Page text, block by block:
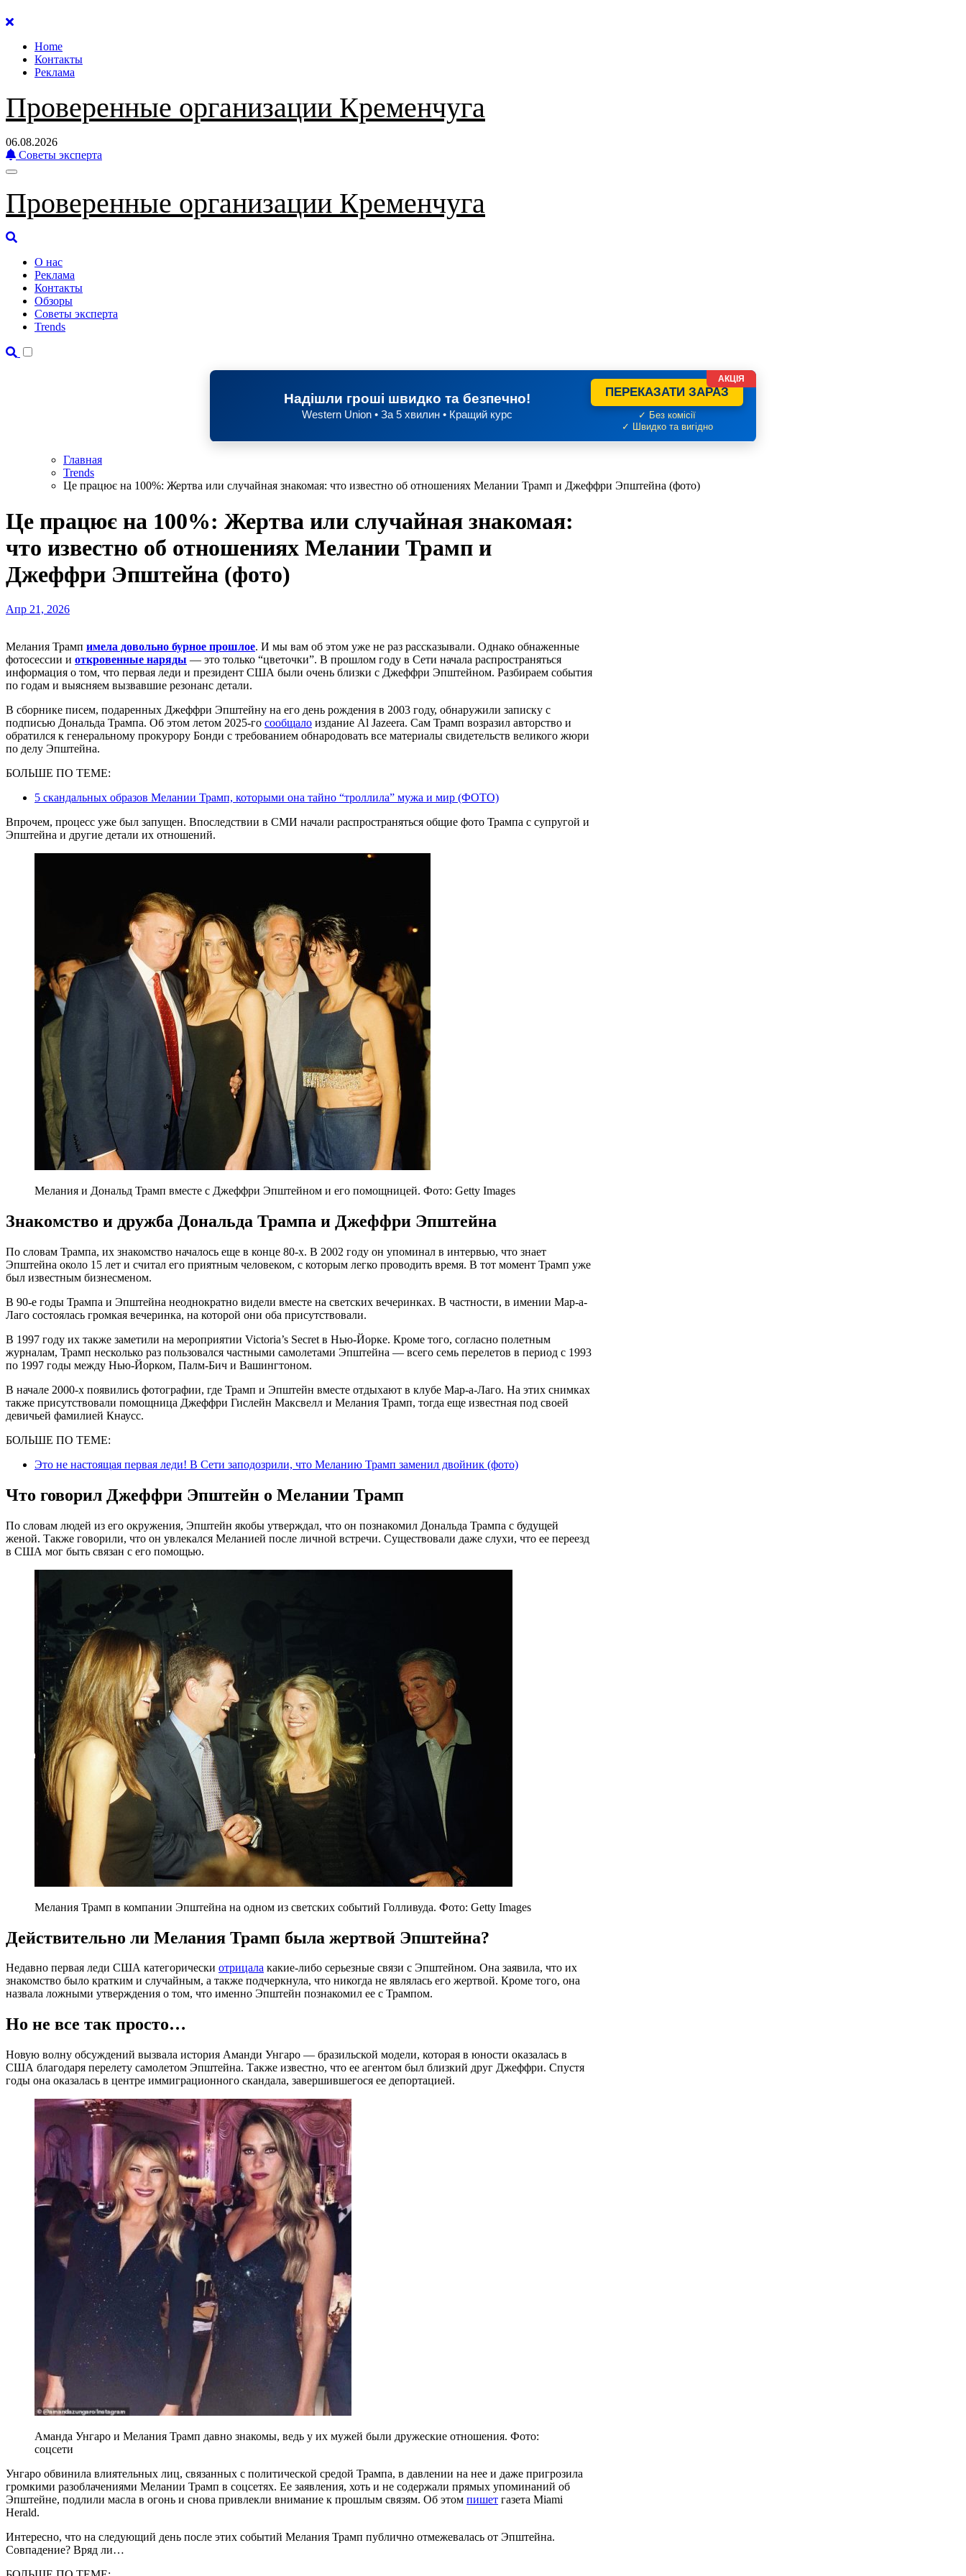
Перейти
содержанию
Home
Контакты
Реклама
Проверенные организации Кременчуга
06.08.2026
Советы эксперта
Проверенные организации Кременчуга
О нас
Реклама
Контакты
Обзоры
Советы эксперта
Trends
Надішли гроші швидко та безпечно!
Western Union • За 5 хвилин • Кращий курс
ПЕРЕКАЗАТИ ЗАРАЗ
✓ Без комісії
✓ Швидко та вигідно
АКЦІЯ
Главная
Trends
Це працює на 100%: Жертва или случайная знакомая: что известно об отношениях Мелании Трамп и Джеффри Эпштейна (фото)
Це працює на 100%: Жертва или случайная знакомая:
что известно об отношениях Мелании Трамп и
Джеффри Эпштейна (фото)
Апр 21, 2026
Мелания Трамп имела довольно бурное прошлое. И мы вам об этом уже не раз рассказывали. Однако обнаженные
фотосессии и откровенные наряды — это только “цветочки”. В прошлом году в Сети начала распространяться
информация о том, что первая леди и президент США были очень близки с Джеффри Эпштейном. Разбираем события
по годам и выясняем вызвавшие резонанс детали.
В сборнике писем, подаренных Джеффри Эпштейну на его день рождения в 2003 году, обнаружили записку с
подписью Дональда Трампа. Об этом летом 2025-го сообщало издание Al Jazeera. Сам Трамп возразил авторство и
обратился к генеральному прокурору Бонди с требованием обнародовать все материалы свидетельств великого жюри
по делу Эпштейна.
БОЛЬШЕ ПО ТЕМЕ:
5 скандальных образов Мелании Трамп, которыми она тайно “троллила” мужа и мир (ФОТО)
Впрочем, процесс уже был запущен. Впоследствии в СМИ начали распространяться общие фото Трампа с супругой и
Эпштейна и другие детали их отношений.
Мелания и Дональд Трамп вместе с Джеффри Эпштейном и его помощницей. Фото: Getty Images
Знакомство и дружба Дональда Трампа и Джеффри Эпштейна
По словам Трампа, их знакомство началось еще в конце 80-х. В 2002 году он упоминал в интервью, что знает
Эпштейна около 15 лет и считал его приятным человеком, с которым легко проводить время. В тот момент Трамп уже
был известным бизнесменом.
В 90-е годы Трампа и Эпштейна неоднократно видели вместе на светских вечеринках. В частности, в имении Мар-а-
Лаго состоялась громкая вечеринка, на которой они оба присутствовали.
В 1997 году их также заметили на мероприятии Victoria’s Secret в Нью-Йорке. Кроме того, согласно полетным
журналам, Трамп несколько раз пользовался частными самолетами Эпштейна — всего семь перелетов в период с 1993
по 1997 годы между Нью-Йорком, Палм-Бич и Вашингтоном.
В начале 2000-х появились фотографии, где Трамп и Эпштейн вместе отдыхают в клубе Мар-а-Лаго. На этих снимках
также присутствовали помощница Джеффри Гислейн Максвелл и Мелания Трамп, тогда еще известная под своей
девичьей фамилией Кнаусс.
БОЛЬШЕ ПО ТЕМЕ:
Это не настоящая первая леди! В Сети заподозрили, что Меланию Трамп заменил двойник (фото)
Что говорил Джеффри Эпштейн о Мелании Трамп
По словам людей из его окружения, Эпштейн якобы утверждал, что он познакомил Дональда Трампа с будущей
женой. Также говорили, что он увлекался Меланией после личной встречи. Существовали даже слухи, что ее переезд
в США мог быть связан с его помощью.
Мелания Трамп в компании Эпштейна на одном из светских событий Голливуда. Фото: Getty Images
Действительно ли Мелания Трамп была жертвой Эпштейна?
Недавно первая леди США категорически отрицала какие-либо серьезные связи с Эпштейном. Она заявила, что их
знакомство было кратким и случайным, а также подчеркнула, что никогда не являлась его жертвой. Кроме того, она
назвала ложными утверждения о том, что именно Эпштейн познакомил ее с Трампом.
Но не все так просто…
Новую волну обсуждений вызвала история Аманди Унгаро — бразильской модели, которая в юности оказалась в
США благодаря перелету самолетом Эпштейна. Также известно, что ее агентом был близкий друг Джеффри. Спустя
годы она оказалась в центре иммиграционного скандала, завершившегося ее депортацией.
Аманда Унгаро и Мелания Трамп давно знакомы, ведь у их мужей были дружеские отношения. Фото:
соцсети
Унгаро обвинила влиятельных лиц, связанных с политической средой Трампа, в давлении на нее и даже пригрозила
громкими разоблачениями Мелании Трамп в соцсетях. Ее заявления, хоть и не содержали прямых упоминаний об
Эпштейне, подлили масла в огонь и снова привлекли внимание к прошлым связям. Об этом пишет газета Miami
Herald.
Интересно, что на следующий день после этих событий Мелания Трамп публично отмежевалась от Эпштейна.
Совпадение? Вряд ли…